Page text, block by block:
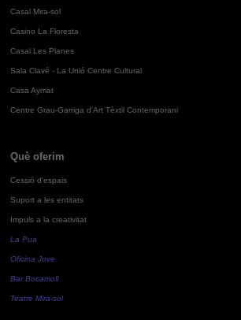
Casal Mira-sol
Casino La Floresta
Casal Les Planes
Sala Clavé - La Unió Centre Cultural
Casa Aymat
Centre Grau-Garriga d'Art Tèxtil Contemporani
Què oferim
Cessió d'espais
Suport a les entitats
Impuls a la creativitat
La Pua
Oficina Jove
Bar Bocamoll
Teatre Mira-sol